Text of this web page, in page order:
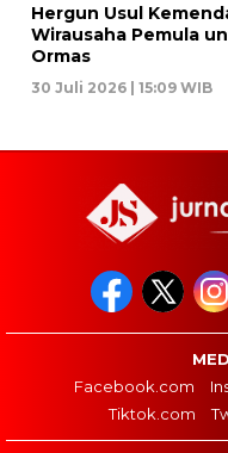
Hergun Usul
Wirausaha Pemula
Ormas
30 Juli 2026 | 15:09 WIB
Facebook.com
Tiktok.com